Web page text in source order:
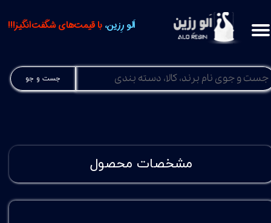
جست و جو
اَلو رِزین، با قیمت‌های شگفت‌انگیز!!!
مشخصات محصول